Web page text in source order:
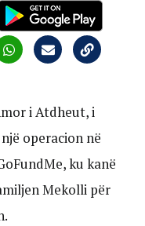
i Atdheut, i
operacion në
ku kanë
Mekolli për